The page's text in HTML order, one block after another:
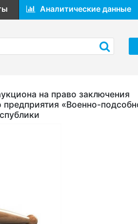
Аналитические данные
на право заключения
предприятия «Военно-